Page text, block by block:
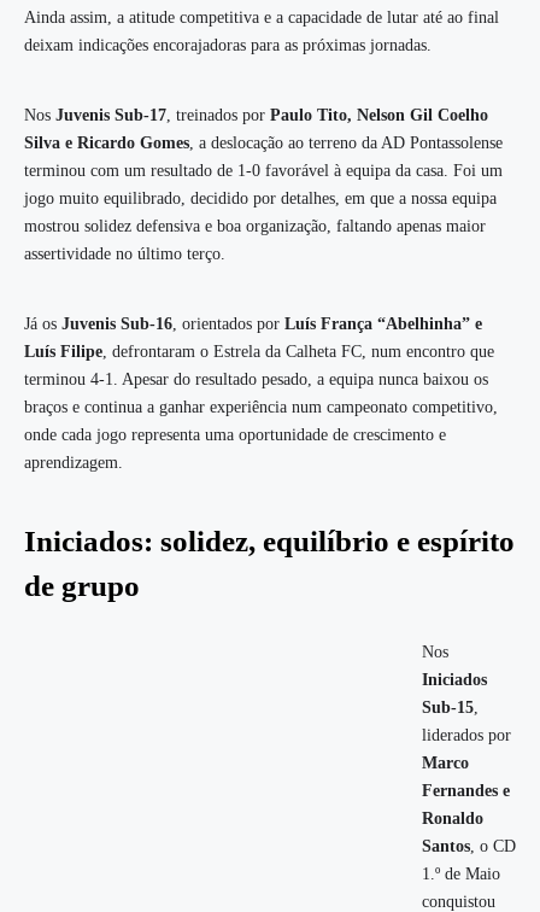
Ainda assim, a atitude competitiva e a capacidade de lutar até ao final
deixam indicações encorajadoras para as próximas jornadas.
Nos Juvenis Sub-17 , treinados por Paulo Tito, Nelson Gil Coelho
Silva e Ricardo Gomes , a deslocação ao terreno da AD Pontassolense
terminou com um resultado de 1-0 favorável à equipa da casa. Foi um
jogo muito equilibrado, decidido por detalhes, em que a nossa equipa
mostrou solidez defensiva e boa organização, faltando apenas maior
assertividade no último terço.
Já os Juvenis Sub-16 , orientados por Luís França “Abelhinha” e
Luís Filipe , defrontaram o Estrela da Calheta FC, num encontro que
terminou 4-1. Apesar do resultado pesado, a equipa nunca baixou os
braços e continua a ganhar experiência num campeonato competitivo,
onde cada jogo representa uma oportunidade de crescimento e
aprendizagem.
Iniciados: solidez, equilíbrio e espírito
de grupo
Nos
Iniciados
Sub-15
liderados por
Marco
Fernandes e
Ronaldo
Santos , o CD
1.º de Maio
conquistou